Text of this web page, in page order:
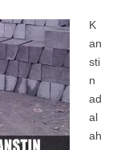
K
an
sti
n
ad
al
ah